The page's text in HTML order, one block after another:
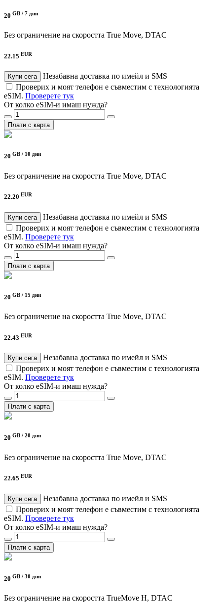
20 GB / 7 дни
Без ограничение на скоростта True Move, DTAC
22.15 EUR
Купи сега
Незабавна доставка по имейл и SMS
Проверих и моят телефон е съвместим с технологията
eSIM. Проверете тук
От колко eSIM-и имаш нужда?
Плати с карта
20 GB / 10 дни
Без ограничение на скоростта True Move, DTAC
22.20 EUR
Купи сега
Незабавна доставка по имейл и SMS
Проверих и моят телефон е съвместим с технологията
eSIM. Проверете тук
От колко eSIM-и имаш нужда?
Плати с карта
20 GB / 15 дни
Без ограничение на скоростта True Move, DTAC
22.43 EUR
Купи сега
Незабавна доставка по имейл и SMS
Проверих и моят телефон е съвместим с технологията
eSIM. Проверете тук
От колко eSIM-и имаш нужда?
Плати с карта
20 GB / 20 дни
Без ограничение на скоростта True Move, DTAC
22.65 EUR
Купи сега
Незабавна доставка по имейл и SMS
Проверих и моят телефон е съвместим с технологията
eSIM. Проверете тук
От колко eSIM-и имаш нужда?
Плати с карта
20 GB / 30 дни
Без ограничение на скоростта TrueMove H, DTAC